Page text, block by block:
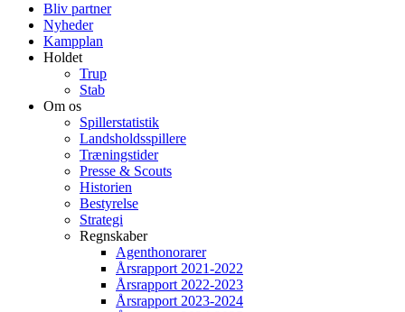
Bliv partner
Nyheder
Kampplan
Holdet
Trup
Stab
Om os
Spillerstatistik
Landsholdsspillere
Træningstider
Presse & Scouts
Historien
Bestyrelse
Strategi
Regnskaber
Agenthonorarer
Årsrapport 2021-2022
Årsrapport 2022-2023
Årsrapport 2023-2024